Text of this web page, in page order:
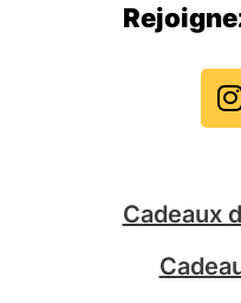
t
r
Cadeaux